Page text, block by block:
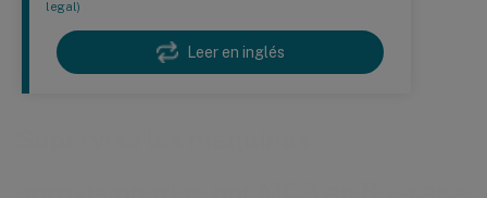
legal)
Leer en inglés